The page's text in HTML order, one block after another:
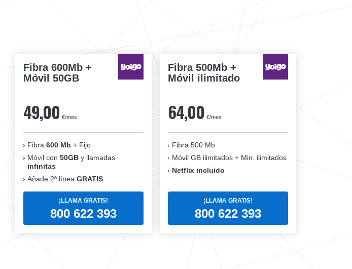
Fibra 600Mb +
Móvil 50GB
49,00 €/mes
Fibra 600 Mb + Fijo
Móvil con 50GB y llamadas
infinitas
Añade 2ª línea GRATIS
¡LLAMA GRATIS!
800 622 393
Fibra 500Mb +
Móvil ilimitado
64,00 €/mes
Fibra 500 Mb
Móvil GB ilimitados + Min. ilimitados
Netflix incluido
¡LLAMA GRATIS!
800 622 393